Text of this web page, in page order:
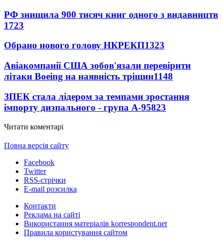
РФ знищила 900 тисяч книг одного з видавництв
1723
Обрано нового голову НКРЕКП1323
Авіакомпанії США зобов'язали перевірити
літаки Boeing на наявність тріщин1148
ЗПЕК стала лідером за темпами зростання
імпорту дизпального - група А-95823
Читати коментарі
Повна версія сайту
Facebook
Twitter
RSS-стрічки
E-mail розсилка
Контакти
Реклама на сайті
Використання матеріалів korrespondent.net
Правила користування сайтом